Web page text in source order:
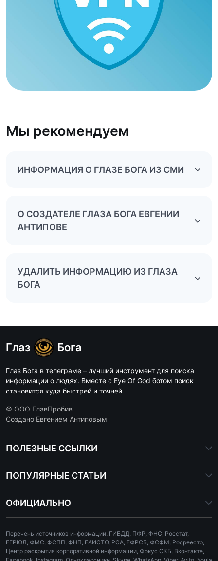
Мы рекомендуем
ИНФОРМАЦИЯ О ГЛАЗЕ БОГА ИЗ СМИ
О СОЗДАТЕЛЕ ГЛАЗА БОГА ЕВГЕНИИ
АНТИПОВЕ
УДАЛИТЬ ИНФОРМАЦИЮ ИЗ ГЛАЗА
БОГА
Глаз Бога
Глаз Бога в телеграме – лучший инструмент для поиска
информации о людях. Вместе с Eye Of God ботом поиск
становится куда быстрей и точней.
© ООО ГлавПробив
Создано Евгением Антиповым
ПОЛЕЗНЫЕ ССЫЛКИ
ПОПУЛЯРНЫЕ СТАТЬИ
ОФИЦИАЛЬНО
Перечень источников информации: ГИБДД, ПФР, ФНС, Росстат,
ЕГРЮЛ, ФМС, ФСПП, ФНП, ЕАИСТО, РСА, ЕФРСБ, ФСФМ, Росреестр,
Центр раскрытия корпоративной информации, Фокус СКБ, Вконтакте,